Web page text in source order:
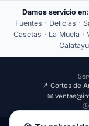
Damos servicio en:
Fuentes · Delicias ·
Casetas · La Muela
📍 Cortes de
✉